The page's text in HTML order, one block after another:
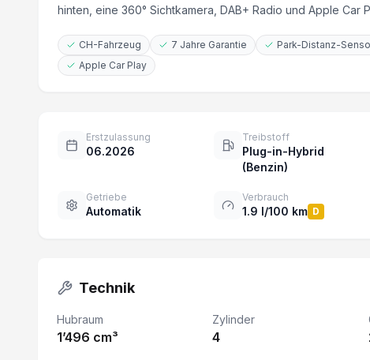
hinten, eine 360° Sichtkamera, DAB+ Radio und Apple
CH-Fahrzeug 7 Jahre Garantie Park-Distanz-
Apple Car Play
Erstzulassung
06.2026
Treibstoff
Plug-in-Hybrid
(Benzin)
Getriebe
Automatik
Verbrauch
1.9 l/100 km D
Technik
Hubraum
1’496 cm³
Zylinder
4